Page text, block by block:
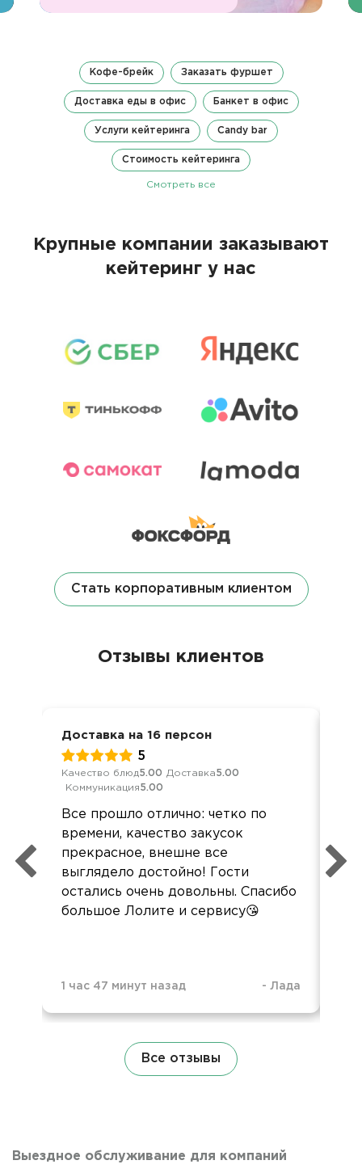
Кофе-брейк Заказать фуршет
Доставка еды в офис Банкет в офис
Услуги кейтеринга Candy bar
Стоимость кейтеринга
Смотреть все
Крупные компании заказывают
кейтеринг у нас
Стать корпоративным клиентом
Отзывы клиентов
Доставка на 16 персон
5
Качество блюд5.00 Доставка5.00
Коммуникация5.00
Все прошло отлично: четко по
времени, качество закусок
прекрасное, внешне все
выглядело достойно! Гости
остались очень довольны. Спасибо
большое Лолите и сервису😘
1 час 47 минут назад - Лада
Все отзывы
Выездное обслуживание для компаний